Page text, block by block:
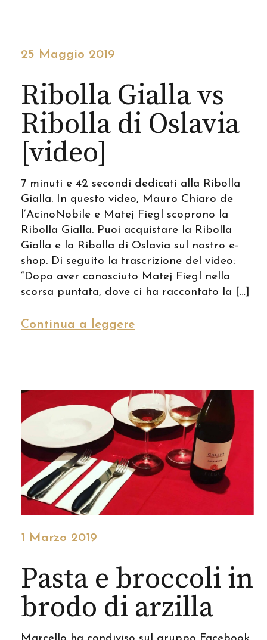
25 Maggio 2019
Ribolla Gialla vs
Ribolla di Oslavia
[video]
7 minuti e 42 secondi dedicati alla Ribolla
Gialla. In questo video, Mauro Chiaro de
l’AcinoNobile e Matej Fiegl scoprono la
Ribolla Gialla. Puoi acquistare la Ribolla
Gialla e la Ribolla di Oslavia sul nostro e-
shop. Di seguito la trascrizione del video:
“Dopo aver conosciuto Matej Fiegl nella
scorsa puntata, dove ci ha raccontato la […]
Continua a leggere
1 Marzo 2019
Pasta e broccoli in
brodo di arzilla